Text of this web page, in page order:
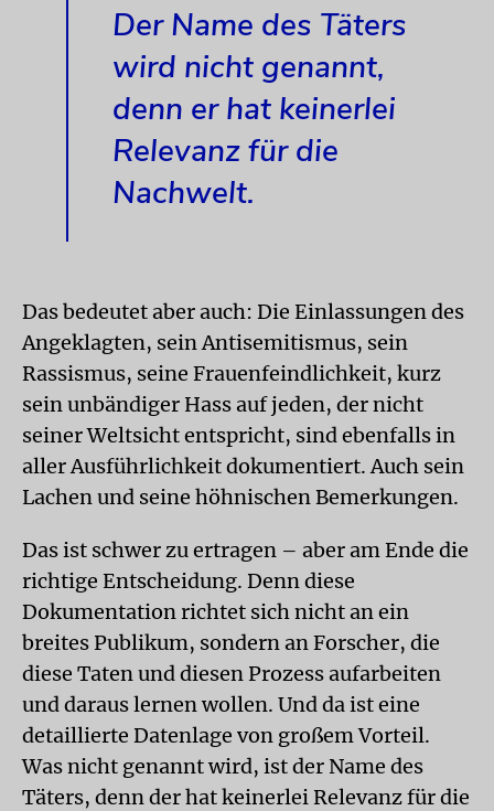
Der Name des Täters
wird nicht genannt,
denn er hat keinerlei
Relevanz für die
Nachwelt.
Das bedeutet aber auch: Die Einlassungen des
Angeklagten, sein Antisemitismus, sein
Rassismus, seine Frauenfeindlichkeit, kurz
sein unbändiger Hass auf jeden, der nicht
seiner Weltsicht entspricht, sind ebenfalls in
aller Ausführlichkeit dokumentiert. Auch sein
Lachen und seine höhnischen Bemerkungen.
Das ist schwer zu ertragen – aber am Ende die
richtige Entscheidung. Denn diese
Dokumentation richtet sich nicht an ein
breites Publikum, sondern an Forscher, die
diese Taten und diesen Prozess aufarbeiten
und daraus lernen wollen. Und da ist eine
detaillierte Datenlage von großem Vorteil.
Was nicht genannt wird, ist der Name des
Täters, denn der hat keinerlei Relevanz für die